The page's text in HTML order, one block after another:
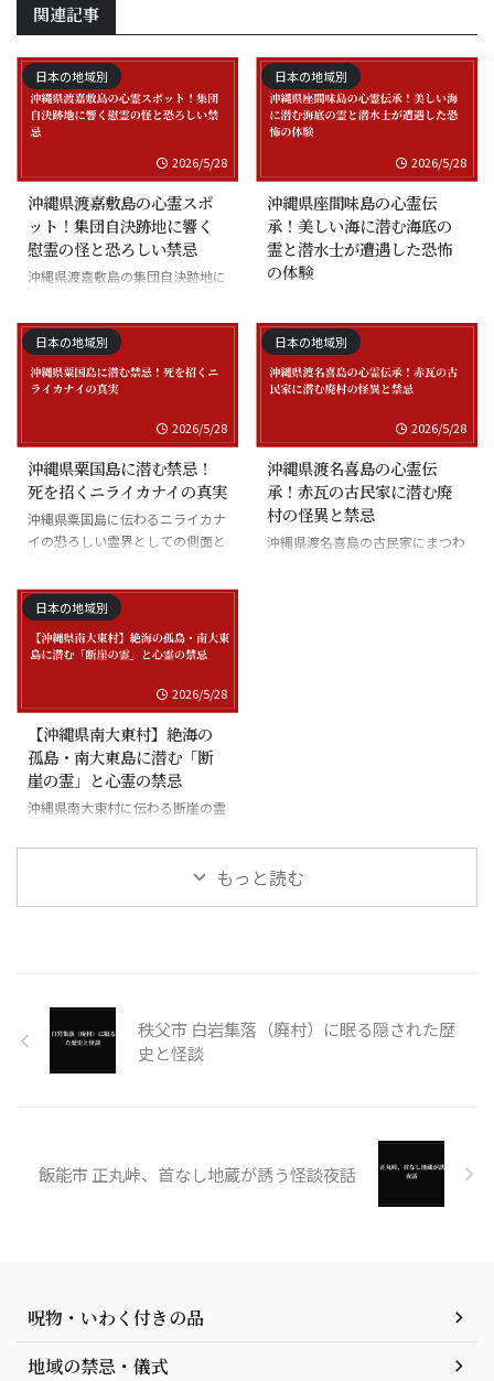
関連記事
日本の地域別
2026/5/28
沖縄県渡嘉敷島の心霊スポ
ット！集団自決跡地に響く
慰霊の怪と恐ろしい禁忌
沖縄県渡嘉敷島の集団自決跡地に
日本の地域別
2026/5/28
沖縄県座間味島の心霊伝
承！美しい海に潜む海底の
霊と潜水士が遭遇した恐怖
の体験
士の怪談
日本の地域別
2026/5/28
沖縄県粟国島に潜む禁忌！
死を招くニライカナイの真実
沖縄県粟国島に伝わるニライカナ
イの恐ろしい霊界としての側面と
日本の地域別
2026/5/28
沖縄県渡名喜島の心霊伝
承！赤瓦の古民家に潜む廃
村の怪異と禁忌
沖縄県渡名喜島の古民家にまつわ
日本の地域別
2026/5/28
【沖縄県南大東村】絶海の
孤島・南大東島に潜む「断
崖の霊」と心霊の禁忌
沖縄県南大東村に伝わる断崖の霊
もっと読む
秩父市 白岩集落（廃村）に眠る隠された歴
史と怪談
飯能市 正丸峠、首なし地蔵が誘う怪談夜話
呪物・いわく付きの品
地域の禁忌・儀式